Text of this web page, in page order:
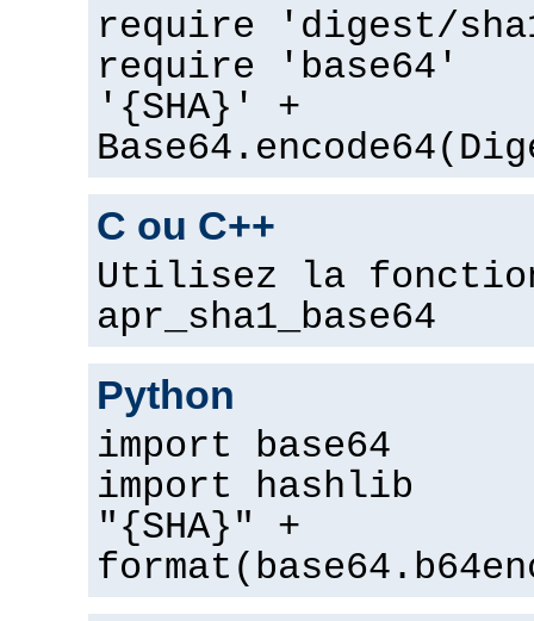
require 'digest/
require 'base64'
'{SHA}' +
C ou C++
Utilisez la
apr_sha1_base64
Python
import base64
import hashlib
"{SHA}" +